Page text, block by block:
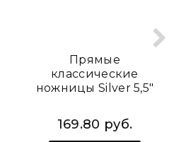
Прямые
классические
ножницы Silver 5,5″
169.80 руб.